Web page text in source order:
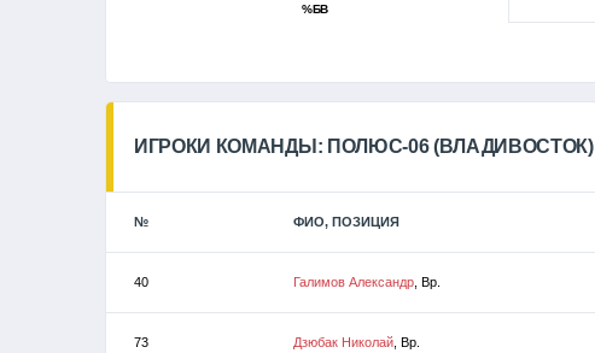
%БВ
ИГРОКИ КОМАНДЫ: ПОЛЮС-06 (ВЛАДИВОСТОК)
№ ФИО, ПОЗИЦИЯ
40 Галимов Александр , Вр.
73 Дзюбак Николай , Вр.